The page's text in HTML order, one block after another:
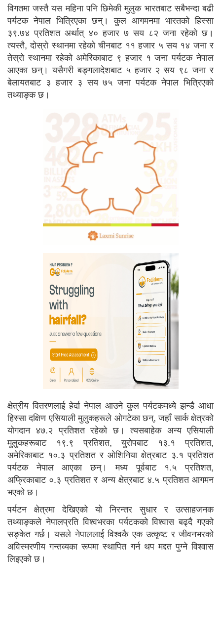
विगतमा जस्तै यस महिना पनि छिमेकी मुलुक भारतबाट सबैभन्दा बढी
पर्यटक नेपाल भित्रिएका छन्। कुल आगमनमा भारतको हिस्सा
३९.७४ प्रतिशत अर्थात् ४० हजार ७ सय ८२ जना रहेको छ।
त्यस्तै, दोस्रो स्थानमा रहेको चीनबाट ११ हजार ५ सय १४ जना र
तेस्रो स्थानमा रहेको अमेरिकाबाट ९ हजार १ जना पर्यटक नेपाल
आएका छन्। यसैगरी बङ्गलादेशबाट ५ हजार २ सय ९८ जना र
बेलायतबाट ३ हजार ३ सय ७५ जना पर्यटक नेपाल भित्रिएको
तथ्याङ्क छ।
क्षेत्रीय वितरणलाई हेर्दा नेपाल आउने कुल पर्यटकमध्ये झन्डै आधा
हिस्सा दक्षिण एसियाली मुलुकहरूले ओगटेका छन्, जहाँ सार्क क्षेत्रको
योगदान ४७.२ प्रतिशत रहेको छ। त्यसबाहेक अन्य एसियाली
मुलुकहरूबाट १९.९ प्रतिशत, युरोपबाट १३.१ प्रतिशत,
अमेरिकाबाट १०.३ प्रतिशत र ओशिनिया क्षेत्रबाट ३.१ प्रतिशत
पर्यटक नेपाल आएका छन्। मध्य पूर्वबाट १.५ प्रतिशत,
अफ्रिकाबाट ०.३ प्रतिशत र अन्य क्षेत्रबाट ४.५ प्रतिशत आगमन
भएको छ।
पर्यटन क्षेत्रमा देखिएको यो निरन्तर सुधार र उत्साहजनक
तथ्याङ्कले नेपालप्रति विश्वभरका पर्यटकको विश्वास बढ्दै गएको
सङ्केत गर्छ। यसले नेपाललाई विश्वकै एक उत्कृष्ट र जीवनभरको
अविस्मरणीय गन्तव्यका रूपमा स्थापित गर्न थप मद्दत पुग्ने विश्वास
लिइएको छ।